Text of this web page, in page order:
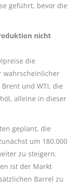
geführt, bevor die
nicht
die
wahrscheinlicher
und WTI, die
alleine in dieser
geplant, die
um 180.000
zu steigern.
ist der Markt
Barrel zu